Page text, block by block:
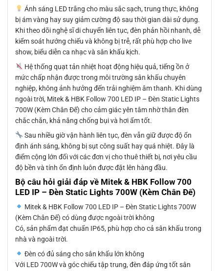
Ánh sáng LED trắng cho màu sắc sạch, trung thực, không
bị ám vàng hay suy giảm cường độ sau thời gian dài sử dụng.
Khi theo dõi nghệ sĩ di chuyển liên tục, đèn phản hồi nhanh, dễ
kiểm soát hướng chiếu và không bị trễ, rất phù hợp cho live
show, biểu diễn ca nhạc và sân khấu kịch.
Hệ thống quạt tản nhiệt hoạt động hiệu quả, tiếng ồn ở
mức chấp nhận được trong môi trường sân khấu chuyên
nghiệp, không ảnh hưởng đến trải nghiệm âm thanh. Khi dùng
ngoài trời, Mitek & HBK Follow 700 LED IP – Đèn Static Lights
700W (Kèm Chân Đế) cho cảm giác yên tâm nhờ thân đèn
chắc chắn, khả năng chống bụi và hơi ẩm tốt.
Sau nhiều giờ vận hành liên tục, đèn vẫn giữ được độ ổn
định ánh sáng, không bị sụt công suất hay quá nhiệt. Đây là
điểm cộng lớn đối với các đơn vị cho thuê thiết bị, nơi yêu cầu
độ bền và tính ổn định luôn được đặt lên hàng đầu.
Bộ câu hỏi giải đáp về Mitek & HBK Follow 700
LED IP – Đèn Static Lights 700W (Kèm Chân Đế)
Mitek & HBK Follow 700 LED IP – Đèn Static Lights 700W
(Kèm Chân Đế) có dùng được ngoài trời không
Có, sản phẩm đạt chuẩn IP65, phù hợp cho cả sân khấu trong
nhà và ngoài trời.
Đèn có đủ sáng cho sân khấu lớn không
Với LED 700W và góc chiếu tập trung, đèn đáp ứng tốt sân